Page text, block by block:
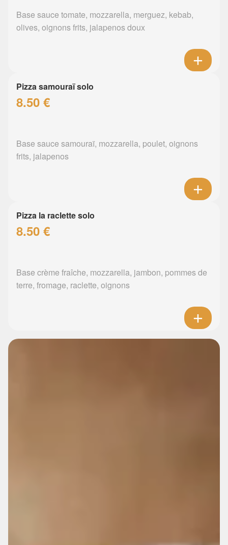
Base sauce tomate, mozzarella, merguez, kebab,
olives, oignons frits, jalapenos doux
Pizza samouraï solo
8.50 €
Base sauce samouraï, mozzarella, poulet, oignons
frits, jalapenos
Pizza la raclette solo
8.50 €
Base crème fraîche, mozzarella, jambon, pommes de
terre, fromage, raclette, oignons